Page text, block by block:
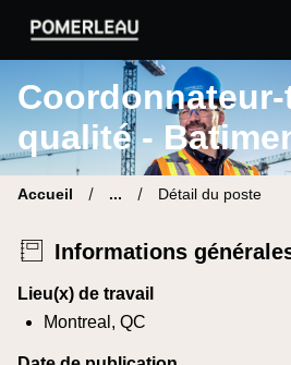
Pomerleau Site carrière |
qualité -
Accueil ... Détail du poste
Informations
Lieu(x) de travail
Montreal, QC